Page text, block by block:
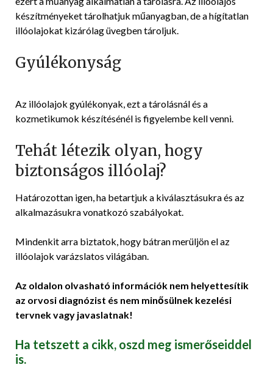
készítményeket tárolhatjuk műanyagban, de a hígítatlan
illóolajokat kizárólag üvegben tároljuk.
Gyúlékonyság
Az illóolajok gyúlékonyak, ezt a tárolásnál és a
kozmetikumok készítésénél is figyelembe kell venni.
Tehát létezik olyan, hogy
biztonságos illóolaj?
Határozottan igen, ha betartjuk a kiválasztásukra és az
alkalmazásukra vonatkozó szabályokat.
Mindenkit arra biztatok, hogy bátran merüljön el az
illóolajok varázslatos világában.
Az oldalon olvasható információk nem helyettesítik
az orvosi diagnózist és nem minősülnek kezelési
tervnek vagy javaslatnak!
Ha tetszett a cikk, oszd meg ismerőseiddel
is.